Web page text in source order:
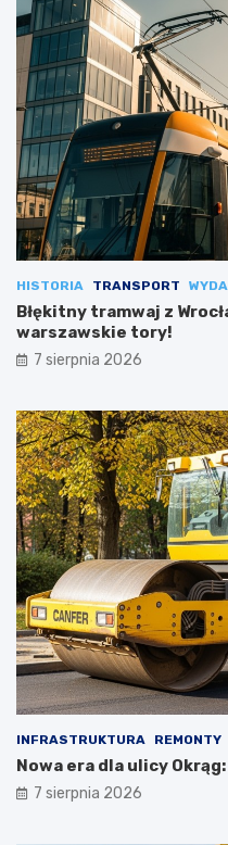
HISTORIA TRANSPORT
Błękitny tramwaj z
warszawskie tory!
7 sierpnia 2026
INFRASTRUKTURA REMONTY
Nowa era dla ulicy
7 sierpnia 2026